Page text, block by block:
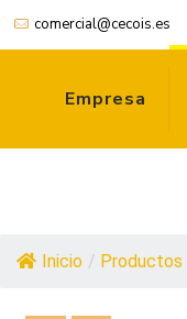
comercial@cecois.es
Empresa
Inicio / Productos